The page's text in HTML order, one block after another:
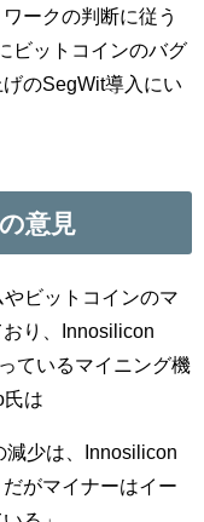
ークの判断に従う
ビットコインのバグ
のSegWit導入にい
意見
ビットコインのマ
おり、Innosilicon
ているマイニング機
氏は
減少は、Innosilicon
がマイナーはイー